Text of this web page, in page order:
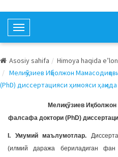
T
o
g
l
e
a
i
g
Asosiy sahifa
Himoya haqida
Мелиқўзиев Иқболжон
(PhD) диссертацияси ҳимояси
Мелиқўзиев
фалсафа доктори (PhD)
I. Умумий маълумотлар.
(илмий даража бериладиган